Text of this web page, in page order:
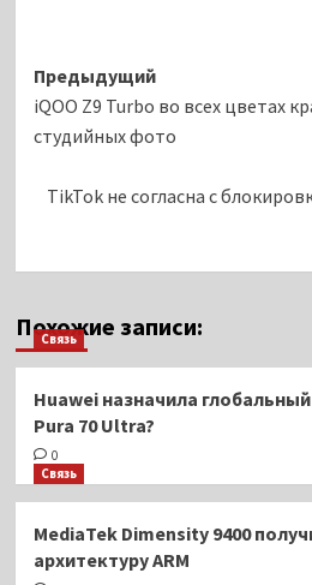
Навигация
записи
Предыдущий
iQOO Z9 Turbo во всех цветах
студийных фото
TikTok не согласна с
Похожие записи:
Связь
Huawei назначила
Pura 70 Ultra?
0
Связь
MediaTek Dimensity 9400
архитектуру ARM